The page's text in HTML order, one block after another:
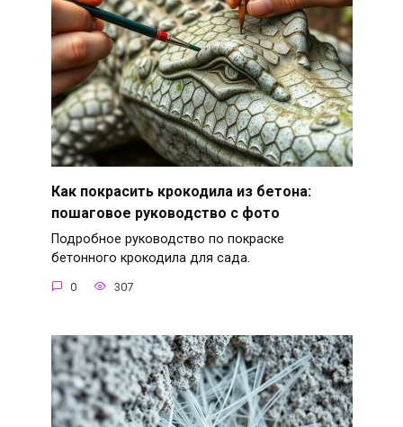
Как покрасить крокодила из бетона:
пошаговое руководство с фото
Подробное руководство по покраске
бетонного крокодила для сада.
0 307